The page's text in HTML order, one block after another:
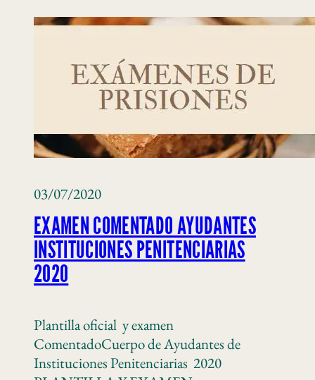
03/07/2020
EXAMEN COMENTADO AYUDANTES
INSTITUCIONES PENITENCIARIAS
2020
Plantilla oficial y examen
ComentadoCuerpo de Ayudantes de
Instituciones Penitenciarias 2020